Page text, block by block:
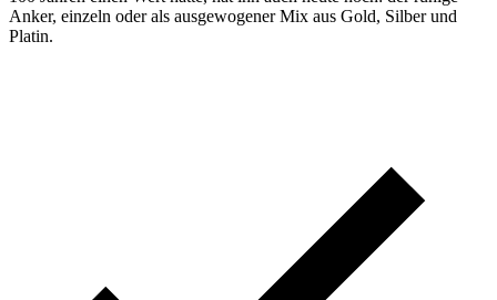
Anker, einzeln oder als ausgewogener Mix aus Gold, Silber und
Platin.